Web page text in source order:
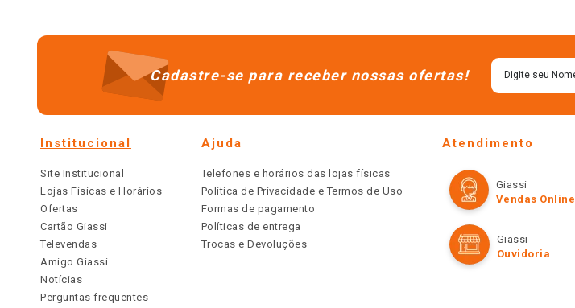
Cadastre-se para receber nossas ofertas!
Institucional
Site Institucional
Lojas Físicas e Horários
Ofertas
Cartão Giassi
Televendas
Amigo Giassi
Notícias
Perguntas frequentes
Ajuda
Telefones e horários das lojas físicas
Política de Privacidade e Termos de Uso
Formas de pagamento
Políticas de entrega
Trocas e Devoluções
Atendimento
Giassi
Vendas Online
Giassi
Ouvidoria